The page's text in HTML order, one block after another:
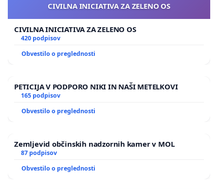
CIVILNA INICIATIVA ZA ZELENO OS
CIVILNA INICIATIVA ZA ZELENO OS
420 podpisov
Obvestilo o preglednosti
PETICIJA V PODPORO NIKI IN NAŠI METELKOVI
165 podpisov
Obvestilo o preglednosti
Zemljevid občinskih nadzornih kamer v MOL
87 podpisov
Obvestilo o preglednosti